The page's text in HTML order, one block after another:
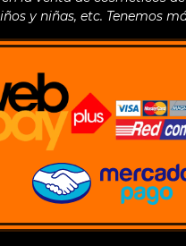
y niñas, etc. Tenemos